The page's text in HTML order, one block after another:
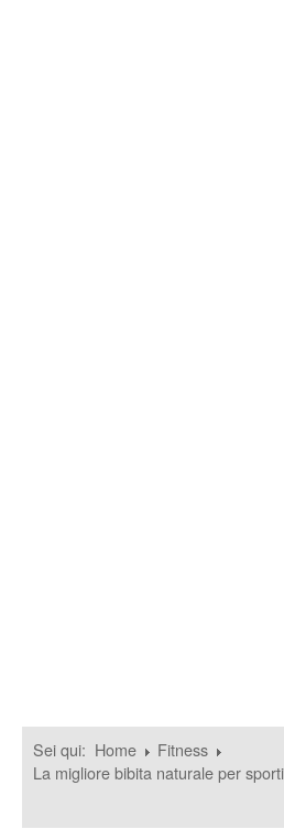
Sei qui: Home
Fitness
La migliore bibita naturale per